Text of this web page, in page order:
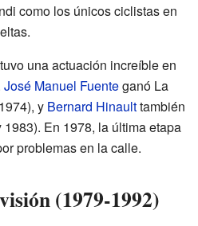
como los únicos ciclistas en
una actuación increíble en
José Manuel Fuenteganó La
y Bernard Hinaulttambién
En 1978, la última etapa
problemas en la calle.
(1979-1992)